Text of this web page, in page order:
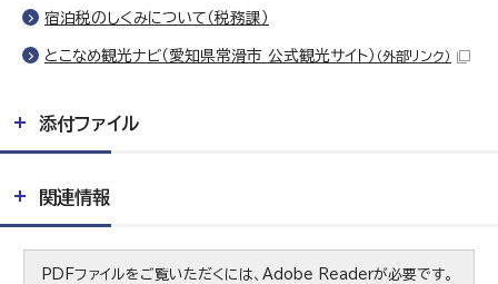
宿泊税のしくみについて（税務課）
とこなめ観光ナビ（愛知県常滑市 公式観光サイト） （外部リンク）
添付ファイル
関連情報
PDFファイルをご覧いただくには、Adobe Readerが必要です。